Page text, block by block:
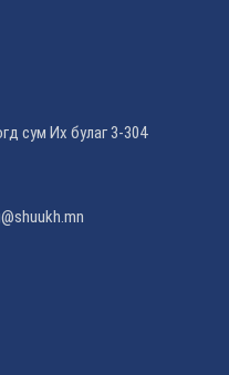
сум Их булаг 3-304